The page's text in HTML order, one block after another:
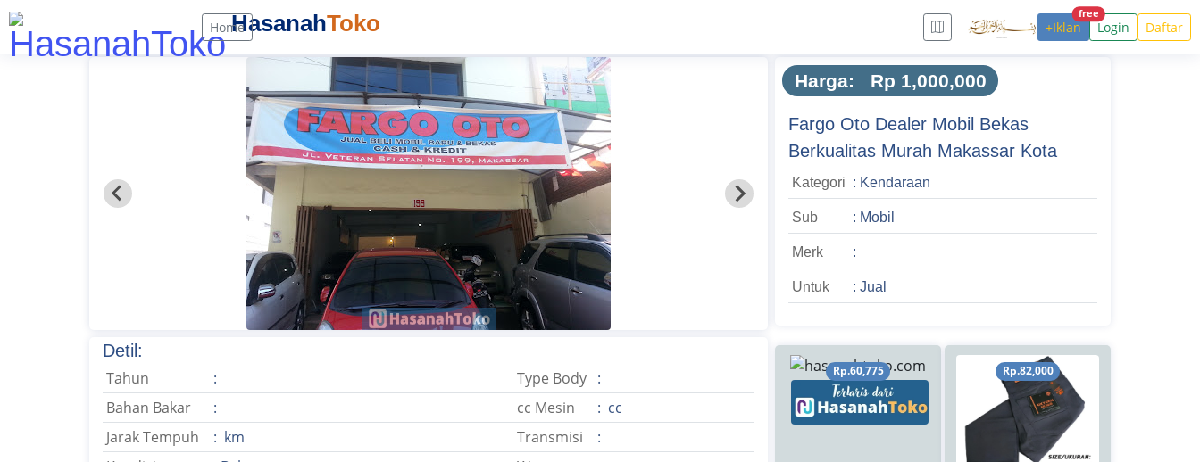
HasanahToko
Home +Iklan
free
Login Daftar
Detil:
Tahun
: Type Body :
Bahan Bakar
: cc Mesin
: cc
Jarak Tempuh
: km Transmisi
:
Harga: Rp 1,000,000
Fargo Oto Dealer Mobil Bekas
Berkualitas Murah Makassar Kota
Kategori : Kendaraan
Sub : Mobil
Merk :
Untuk : Jual
Rp.60,775 Rp.82,000